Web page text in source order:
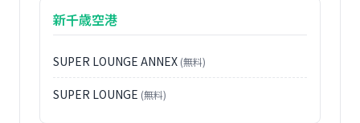
新千歳空港
SUPER LOUNGE ANNEX (無料)
SUPER LOUNGE (無料)